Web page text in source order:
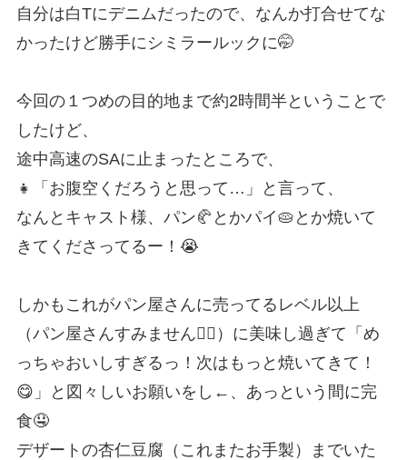
自分は白Tにデニムだったので、なんか打合せてな
かったけど勝手にシミラールックに🤭
今回の１つめの目的地まで約2時間半ということで
したけど、
途中高速のSAに止まったところで、
👧「お腹空くだろうと思って…」と言って、
なんとキャスト様、パン🥐とかパイ🥧とか焼いて
きてくださってるー！😭
しかもこれがパン屋さんに売ってるレベル以上
（パン屋さんすみません🙇‍♂）に美味し過ぎて「め
っちゃおいしすぎるっ！次はもっと焼いてきて！
😋」と図々しいお願いをし←、あっという間に完
食🤤
デザートの杏仁豆腐（これまたお手製）までいた